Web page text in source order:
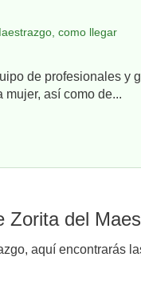
como llegar
de profesionales y
así como de...
Zorita del
aquí encontrarás